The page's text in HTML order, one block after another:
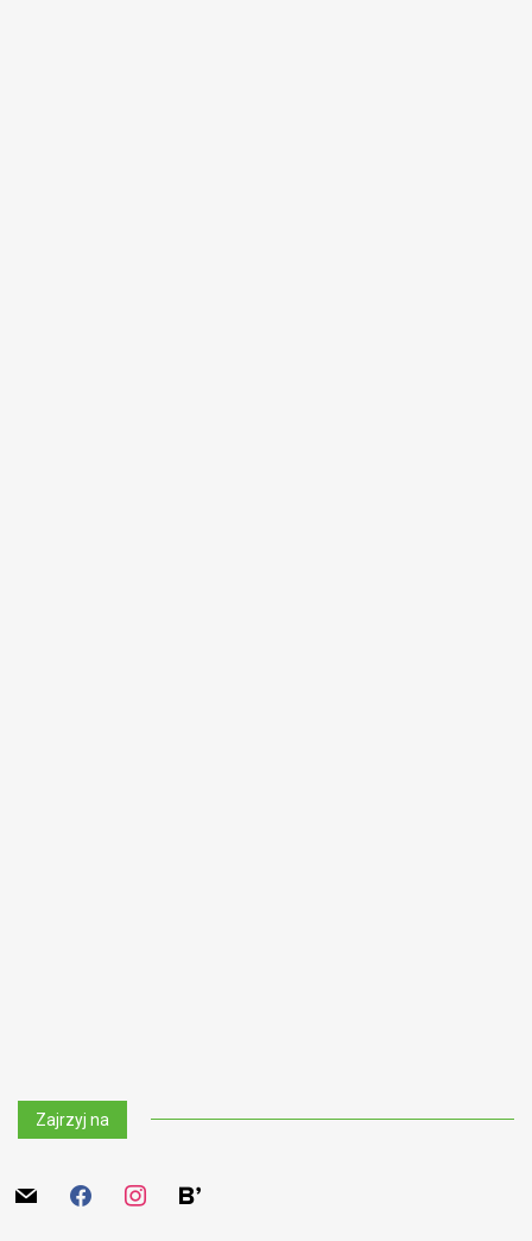
Zajrzyj na
mail facebookinstagrambloglovin